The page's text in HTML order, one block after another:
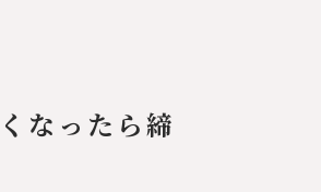
なったら締